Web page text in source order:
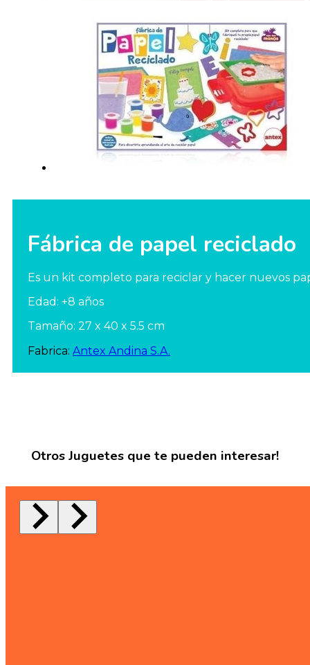
Fábrica de papel reciclado
Es un kit completo para reciclar y hacer nuevos
Edad: +8 años
Tamaño: 27 x 40 x 5.5 cm
Fabrica: Antex Andina S.A.
Otros Juguetes que te pueden interesar!